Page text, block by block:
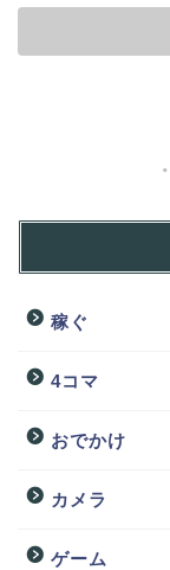
稼ぐ
4コマ
おでかけ
カメラ
ゲーム